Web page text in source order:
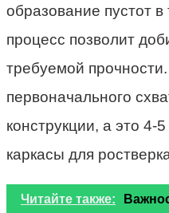
образование пустот
процесс позволит
требуемой
первоначального
конструкции, а это 4-
каркасы для
Читайте также: